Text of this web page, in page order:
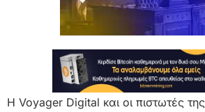
Η Voyager Digital και οι πιστωτές